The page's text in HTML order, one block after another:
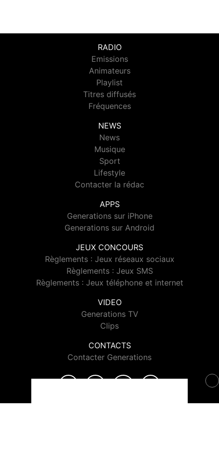
RADIO
Emissions
Animateurs
Playlist
Titres diffusés
Fréquences
NEWS
News
Musique
Sport
Lifestyle
Contacter la rédac
APPS
Generations sur iPhone
Generations sur Android
JEUX CONCOURS
Règlements : Jeux réseaux sociaux
Règlements : Jeux SMS
Règlements : Jeux téléphone et internet
VIDEO
Generations TV
Clips
CONTACTS
Contacter Generations